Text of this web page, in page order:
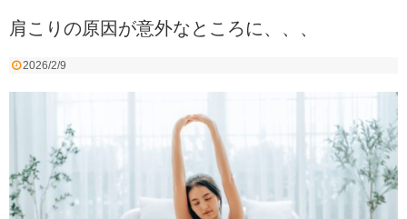
肩こりの原因が意外なところに、、、
2026/2/9